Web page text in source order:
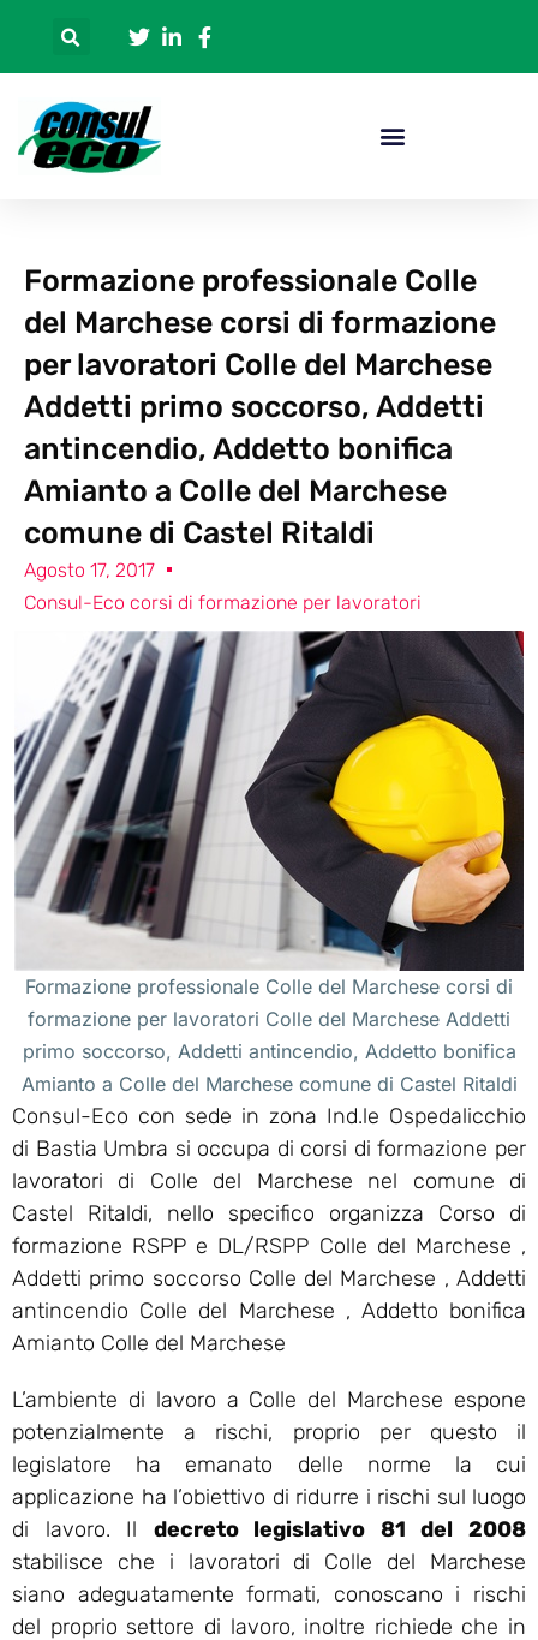
Formazione professionale Colle
del Marchese corsi di formazione
per lavoratori Colle del Marchese
Addetti primo soccorso, Addetti
antincendio, Addetto bonifica
Amianto a Colle del Marchese
comune di Castel Ritaldi
Agosto 17, 2017
Consul-Eco corsi di formazione per lavoratori
Formazione professionale Colle del Marchese corsi di
formazione per lavoratori Colle del Marchese Addetti
primo soccorso, Addetti antincendio, Addetto bonifica
Amianto a Colle del Marchese comune di Castel Ritaldi
Consul-Eco con sede in zona Ind.le Ospedalicchio
di Bastia Umbra si occupa di corsi di formazione per
lavoratori di Colle del Marchese nel comune di
Castel Ritaldi, nello specifico organizza Corso di
formazione RSPP e DL/RSPP Colle del Marchese ,
Addetti primo soccorso Colle del Marchese , Addetti
antincendio Colle del Marchese , Addetto bonifica
Amianto Colle del Marchese
L’ambiente di lavoro a Colle del Marchese espone
potenzialmente a rischi, proprio per questo il
legislatore ha emanato delle norme la cui
applicazione ha l’obiettivo di ridurre i rischi sul luogo
di lavoro. Il decreto legislativo 81 del 2008
stabilisce che i lavoratori di Colle del Marchese
siano adeguatamente formati, conoscano i rischi
del proprio settore di lavoro, inoltre richiede che in